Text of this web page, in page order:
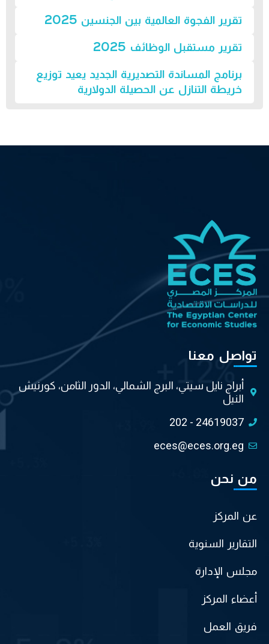
تقرير الفجوة العالمية بين الجنسين 2025
تقرير مستقبل الوظائف 2025
برنامج المساندة التصديرية الجديد يعيد توزيع
خريطة التنازل عن الحصيلة الدولارية
تواصل معنا
أبراج نايل سيتي، البرج الشمالي، الدور الثامن، كورنيش
النيل
202 - 24619037
eces@eces.org.eg
من نحن
عن المركز
التقارير السنوية
مجلس الإدارة
أعضاء المركز
فريق العمل